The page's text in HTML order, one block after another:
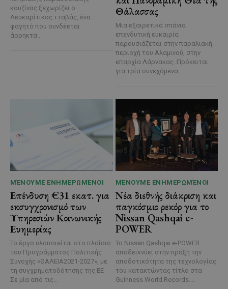
κουζίνας ξεχωρίζει ο
Λευκαρίτικος τταβάς, ένα
φαγητό που συνδέεται
άρρηκτα...
Θάλασσας
Μια εξαιρετικά σπάνια
επενδυτική ευκαιρία
παρουσιάζεται στην παραλιακή
περιοχή του Αλαμινού, στην
επαρχία Λάρνακας. Πρόκειται
για τρία συνεχόμενα...
ΜΈΝΟΥΜΕ ΕΝΗΜΕΡΩΜΈΝΟΙ
Επένδυση €31 εκατ. για
εκσυγχρονισμό των
Υπηρεσιών Κοινωνικής
Ευημερίας
Το έργο υλοποιείται στο πλαίσιο
του Προγράμματος Πολιτικής
Συνοχής «ΘΑΛΕΙΑ2021-2027», με
τη συγχρηματοδότησης της ΕΕ
Σε μία από τις...
ΜΈΝΟΥΜΕ ΕΝΗΜΕΡΩΜΈΝΟΙ
Νέα διεθνής διάκριση και
παγκόσμιο ρεκόρ για το
Nissan Qashqai e-
POWER
Το Nissan Qashqai e-POWER
αποδεικνύει στην πράξη την
αποδοτικότητα της τεχνολογίας
του κατακτώντας τίτλο στα
Guinness World Records....